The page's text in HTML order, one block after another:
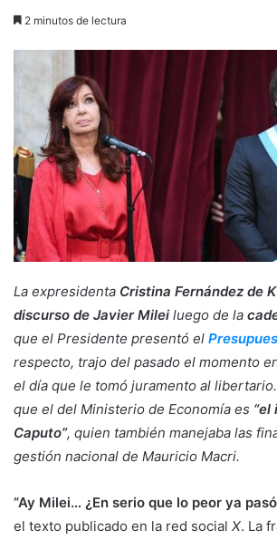
2 minutos de lectura
La expresidenta Cristina Fernández de
discurso de Javier Milei luego de la
que el Presidente presentó el
respecto, trajo del pasado el momento
el día que le tomó juramento al
que el del Ministerio de Economía es “el
Caputo”, quien también manejaba las
gestión nacional de Mauricio Macri.
“Ay Milei… ¿En serio que lo peor ya
el texto publicado en la red social X. La